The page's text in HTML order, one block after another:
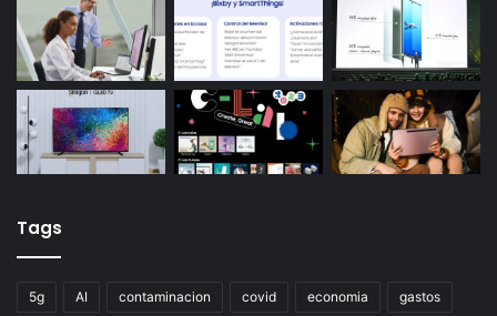
Tags
5g AI contaminacion covid economia gastos